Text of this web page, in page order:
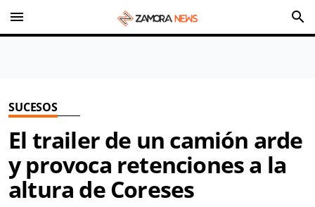
menu search
SUCESOS
El trailer de un camión arde
y provoca retenciones a la
altura de Coreses